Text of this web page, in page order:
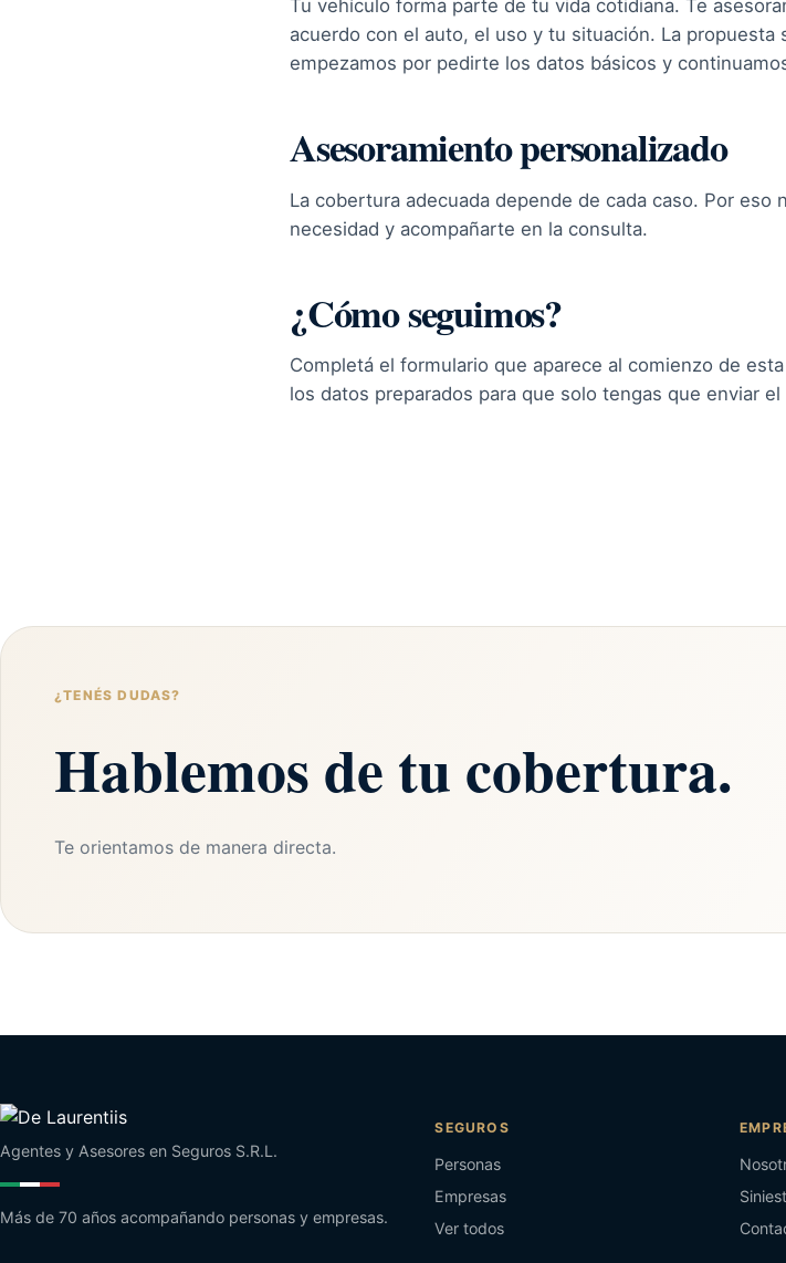
Tu vehículo forma parte de tu vida cotidiana. Te
acuerdo con el auto, el uso y tu situación. La propuesta
empezamos por pedirte los datos básicos y
Asesoramiento personalizado
La cobertura adecuada depende de cada caso. Por
necesidad y acompañarte en la consulta.
¿Cómo seguimos?
Completá el formulario que aparece al comienzo de
los datos preparados para que solo tengas que enviar el
¿TENÉS DUDAS?
Hablemos de tu cobertura.
Te orientamos de manera directa.
Agentes y Asesores en Seguros S.R.L.
Más de 70 años acompañando personas y empresas.
SEGUROS
Personas
Empresas
Ver todos